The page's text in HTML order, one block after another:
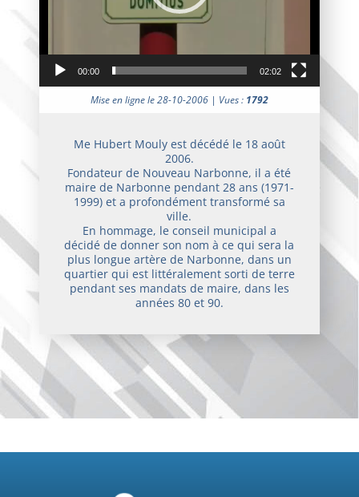
00:00 02:02
Mise en ligne le 28-10-2006 | Vues : 1792
Me Hubert Mouly est décédé le 18 août
2006.
Fondateur de Nouveau Narbonne, il a été
maire de Narbonne pendant 28 ans (1971-
1999) et a profondément transformé sa
ville.
En hommage, le conseil municipal a
décidé de donner son nom à ce qui sera la
plus longue artère de Narbonne, dans un
quartier qui est littéralement sorti de terre
pendant ses mandats de maire, dans les
années 80 et 90.